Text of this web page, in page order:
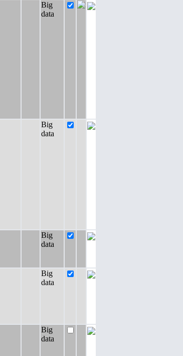
Big
data
Big
data
Big
data
Big
data
Big
data